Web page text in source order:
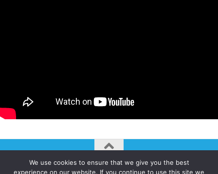
AUTOGIRO/el giro del arte actual © JAVIER MARTINEZ 2026. All
We use cookies to ensure that we give you the best
experience on our website. If you continue to use this site we